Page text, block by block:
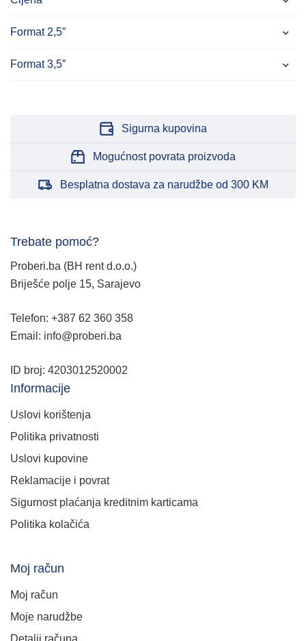
Format 2,5″
Format 3,5″
Sigurna kupovina
Mogućnost povrata proizvoda
Besplatna dostava za narudžbe od 300 KM
Trebate pomoć?
Proberi.ba (BH rent d.o.o.)
Briješće polje 15, Sarajevo
Telefon: +387 62 360 358
Email: info@proberi.ba
ID broj: 4203012520002
Informacije
Uslovi korištenja
Politika privatnosti
Uslovi kupovine
Reklamacije i povrat
Sigurnost plaćanja kreditnim karticama
Politika kolačića
Moj račun
Moj račun
Moje narudžbe
Detalji računa